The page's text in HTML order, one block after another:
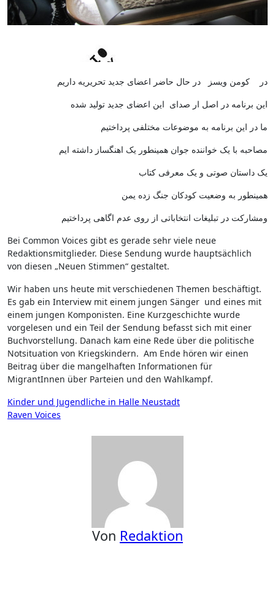
در کومن ویسز در حال حاضر اعضای جدید تحریریه داریم
این برنامه در اصل ار صدای این اعضای جدید تولید شده
ما در این برنامه به موضوعات مختلفی پرداختیم
مصاحبه با یک خواننده جوان همینطور یک اهنگساز داشته ایم
یک داستان صوتی و یک معرفی کتاب
همینطور به وضعیت کودکان جنگ زده یمن
ومشارکت در تبلیغات انتخاباتی از روی عدم اگاهی پرداختیم
Bei Common Voices gibt es gerade sehr viele neue
Redaktionsmitglieder. Diese Sendung wurde hauptsächlich
von diesen „Neuen Stimmen“ gestaltet.
Wir haben uns heute mit verschiedenen Themen beschäftigt.
Es gab ein Interview mit einem jungen Sänger und eines mit
einem jungen Komponisten. Eine Kurzgeschichte wurde
vorgelesen und ein Teil der Sendung befasst sich mit einer
Buchvorstellung. Danach kam eine Rede über die politische
Notsituation von Kriegskindern. Am Ende hören wir einen
Beitrag über die mangelhaften Informationen für
MigrantInnen über Parteien und den Wahlkampf.
Beitragsnavigation
Kinder und Jugendliche in Halle Neustadt
Raven Voices
Von Redaktion